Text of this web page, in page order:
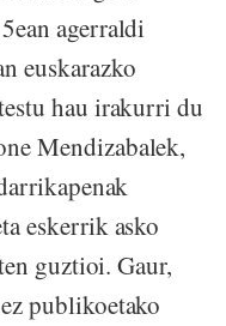
agerraldi
euskarazko
hau irakurri du
Mendizabalek,
eskerrik asko
guztioi. Gaur,
publikoetako